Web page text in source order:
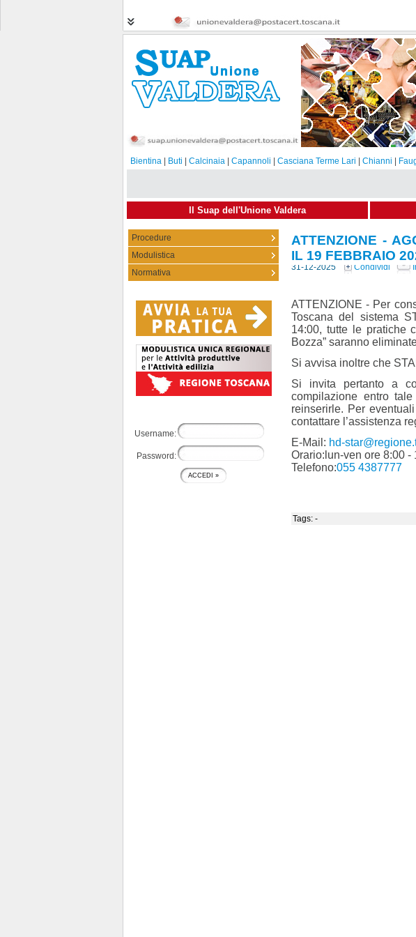
Bientina Buti Calcinaia Capannoli Casciana Terme Lari Chianni
Il Suap dell'Unione Valdera
Procedure
Modulistica
Normativa
Username:
Password:
ATTENZIONE -
IL 19 FEBBRAIO
31-12-2025 Condividi
ATTENZIONE - Per
Toscana del sistema
14:00, tutte le pratiche
Bozza” saranno
Si avvisa inoltre che
Si invita pertanto a
compilazione entro
reinserirle. Per
contattare l’assistenza
E-Mail: hd-
Orario: lun-ven ore 8:00 -
Telefono:055 4387777
Tags: -